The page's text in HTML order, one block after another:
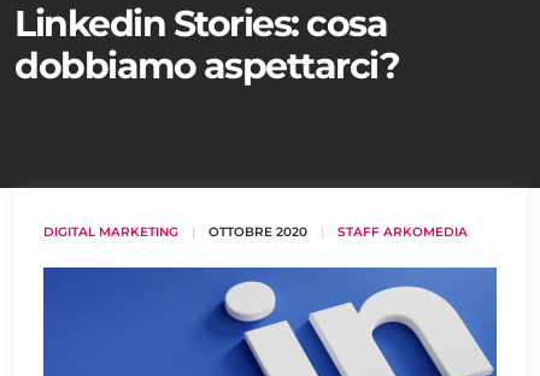
Linkedin Stories: cosa
dobbiamo aspettarci?
DIGITAL MARKETING | OTTOBRE 2020 | STAFF ARKOMEDIA